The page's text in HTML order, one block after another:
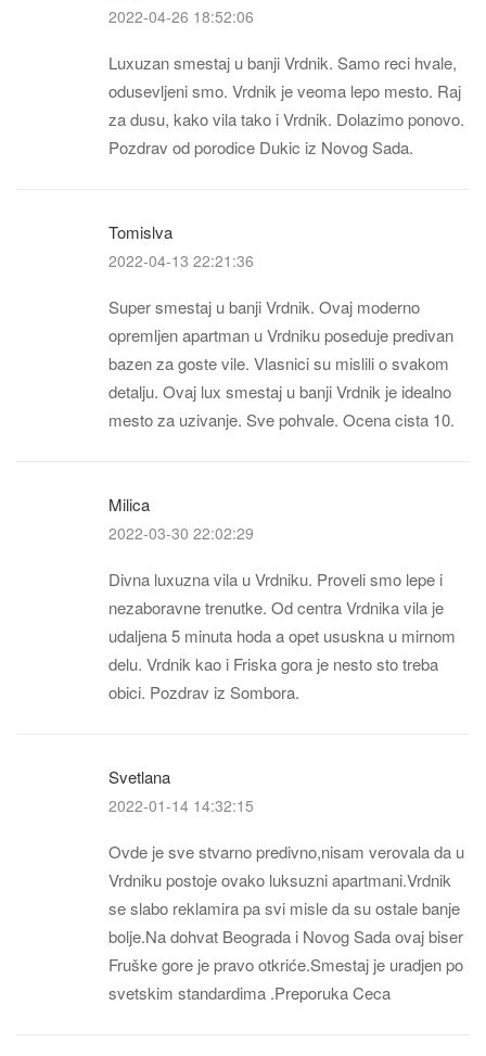
2022-04-26 18:52:06
Luxuzan smestaj u banji Vrdnik. Samo reci hvale,
odusevljeni smo. Vrdnik je veoma lepo mesto. Raj
za dusu, kako vila tako i Vrdnik. Dolazimo ponovo.
Pozdrav od porodice Dukic iz Novog Sada.
Tomislva
2022-04-13 22:21:36
Super smestaj u banji Vrdnik. Ovaj moderno
opremljen apartman u Vrdniku poseduje predivan
bazen za goste vile. Vlasnici su mislili o svakom
detalju. Ovaj lux smestaj u banji Vrdnik je idealno
mesto za uzivanje. Sve pohvale. Ocena cista 10.
Milica
2022-03-30 22:02:29
Divna luxuzna vila u Vrdniku. Proveli smo lepe i
nezaboravne trenutke. Od centra Vrdnika vila je
udaljena 5 minuta hoda a opet ususkna u mirnom
delu. Vrdnik kao i Friska gora je nesto sto treba
obici. Pozdrav iz Sombora.
Svetlana
2022-01-14 14:32:15
Ovde je sve stvarno predivno,nisam verovala da u
Vrdniku postoje ovako luksuzni apartmani.Vrdnik
se slabo reklamira pa svi misle da su ostale banje
bolje.Na dohvat Beograda i Novog Sada ovaj biser
Fruške gore je pravo otkriće.Smestaj je uradjen po
svetskim standardima .Preporuka Ceca